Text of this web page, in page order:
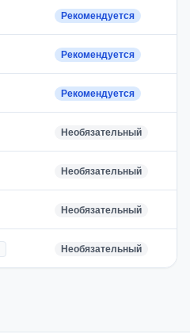
Рекомендуется
Рекомендуется
Рекомендуется
Необязательный
Необязательный
Необязательный
Необязательный